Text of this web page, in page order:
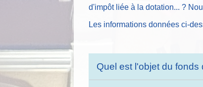
d'impôt liée à la dotation... ?
Les informations données ci-
Quel est l'objet du fonds